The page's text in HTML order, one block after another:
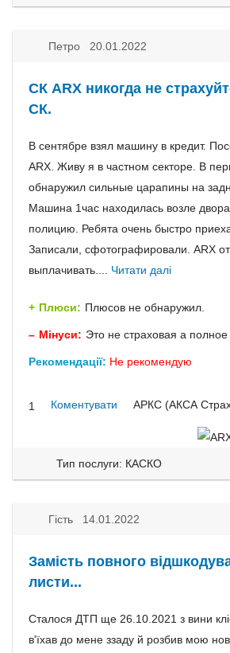
Петро 20.01.2022
СК АRX никогда не
СК.
В сентябре взял машину в кредит.
ARX. Живу я в частном секторе. В
обнаружил сильные царапины на
Машина 1час находилась возле
полицию. Ребята очень быстро
Записали, сфотографировали. ARX
выплачивать.... Читати далі
Плюси: Плюсов не обнаружил.
Мінуси: Это не страховая а полное
Рекомендації: Не рекомендую
1 Коментувати АРКС (АКСА
Тип послуги: КАСКО
Гість 14.01.2022
Замість повного
листи...
Сталося ДТП ще 26.10.2021 з вини
в'їхав до мене ззаду й розбив мою